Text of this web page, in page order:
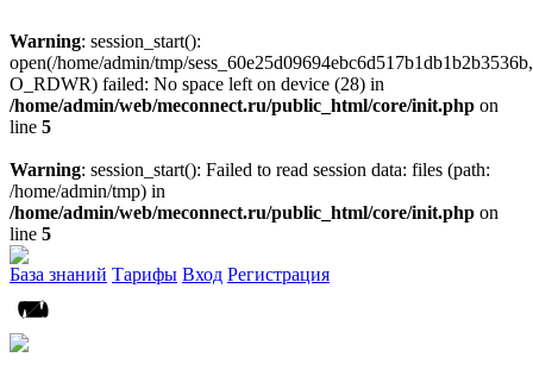
Warning: session_start():
open(/home/admin/tmp/sess_60e25d09694ebc6d517b1db1b2b3536b,
O_RDWR) failed: No space left on device (28) in
/home/admin/web/meconnect.ru/public_html/core/init.php on
line 5
Warning: session_start(): Failed to read session data: files (path:
/home/admin/tmp) in
/home/admin/web/meconnect.ru/public_html/core/init.php on
line 5
База знаний Тарифы Вход Регистрация